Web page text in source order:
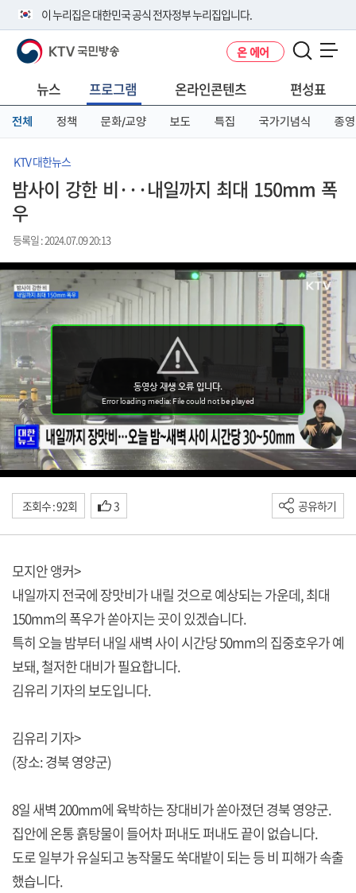
이 누리집은 대한민국 공식 전자정부 누리집입니다.
공식 누리집 주소 확인하기
니다.
이밖에 or.kr 또는 .kr등 다른 도메인 주소를 사용하고 있다면 아래 URL에
서 도메인 주소를 확인해 보세요
KTV 국민방송 온 에어
뉴스 프로그램 온라인콘텐츠 편성표
전체 정책 문화/교양 보도 특집 국가기념식 종영
KTV 대한뉴스
밤사이 강한 비···내일까지 최대 150mm 폭
우
등록일 : 2024.07.09 20:13
조회수 : 92회 3 공유하기
모지안 앵커>
내일까지 전국에 장맛비가 내릴 것으로 예상되는 가운데, 최대
150mm의 폭우가 쏟아지는 곳이 있겠습니다.
특히 오늘 밤부터 내일 새벽 사이 시간당 50mm의 집중호우가 예
보돼, 철저한 대비가 필요합니다.
김유리 기자의 보도입니다.
김유리 기자>
(장소: 경북 영양군)
8일 새벽 200mm에 육박하는 장대비가 쏟아졌던 경북 영양군.
집안에 온통 흙탕물이 들어차 퍼내도 퍼내도 끝이 없습니다.
도로 일부가 유실되고 농작물도 쑥대밭이 되는 등 비 피해가 속출
했습니다.